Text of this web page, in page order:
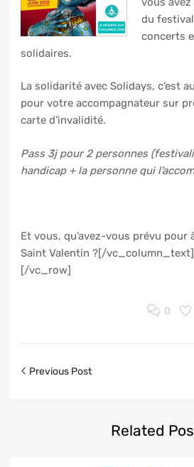
du
concerts
solidaires.
La solidarité avec Solidays, c’est
pour votre accompagnateur sur
carte d’invalidité.
Pass 3j pour 2 personnes
handicap + la personne qui
Et vous, qu’avez-vous prévu pour
Saint Valentin ?[/
[/vc_row]
0
Previous Post
Related